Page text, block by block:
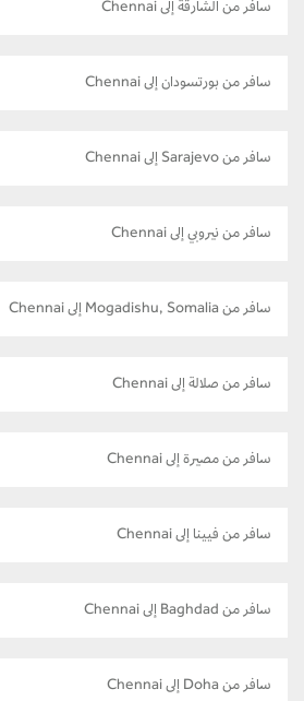
سافر من الشارقة إلى Chennai
سافر من بورتسودان إلى Chennai
سافر من Sarajevo إلى Chennai
سافر من نيروبي إلى Chennai
سافر من Mogadishu, Somalia إلى Chennai
سافر من صلالة إلى Chennai
سافر من مصيرة إلى Chennai
سافر من فيينا إلى Chennai
سافر من Baghdad إلى Chennai
سافر من Doha إلى Chennai